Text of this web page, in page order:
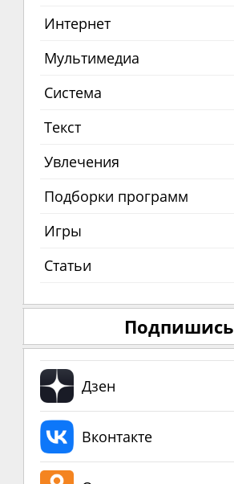
Интернет
Мультимедиа
Система
Текст
Увлечения
Подборки программ
Игры
Статьи
Подпишись
Дзен
Вконтакте